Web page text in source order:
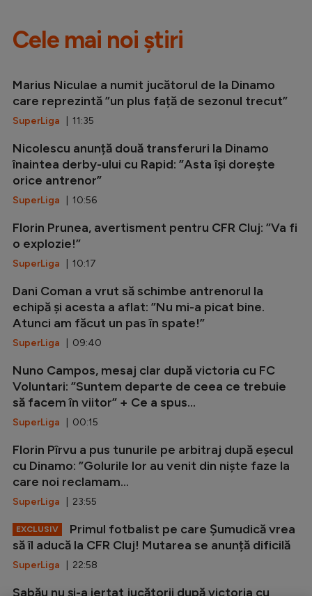
Cele mai noi știri
Marius Niculae a numit jucătorul de la Dinamo
care reprezintă ”un plus față de sezonul trecut”
SuperLiga | 11:35
Nicolescu anunță două transferuri la Dinamo
înaintea derby-ului cu Rapid: ”Asta își dorește
orice antrenor”
SuperLiga | 10:56
Florin Prunea, avertisment pentru CFR Cluj: ”Va fi
o explozie!”
SuperLiga | 10:17
Dani Coman a vrut să schimbe antrenorul la
echipă și acesta a aflat: ”Nu mi-a picat bine.
Atunci am făcut un pas în spate!”
SuperLiga | 09:40
Nuno Campos, mesaj clar după victoria cu FC
Voluntari: ”Suntem departe de ceea ce trebuie
să facem în viitor” + Ce a spus...
SuperLiga | 00:15
Florin Pîrvu a pus tunurile pe arbitraj după eșecul
cu Dinamo: ”Golurile lor au venit din niște faze la
care noi reclamam...
SuperLiga | 23:55
EXCLUSIV
Primul fotbalist pe care Șumudică vrea
să îl aducă la CFR Cluj! Mutarea se anunță dificilă
SuperLiga | 22:58
Sabău nu și-a iertat jucătorii după victoria cu